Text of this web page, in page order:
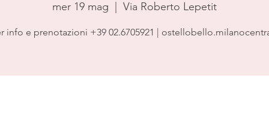
mer 19 mag Via Roberto Lepetit
info e prenotazioni +39 02.6705921 |